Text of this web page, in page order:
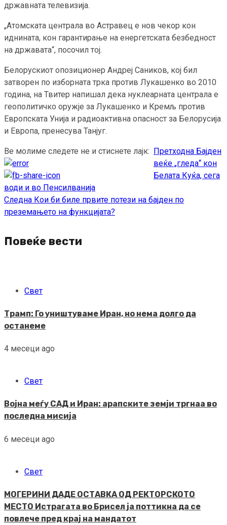
државната телевизија.
„Атомската централа во Астравец е нов чекор кон
иднината, кон гарантирање на енергетската безбедност
на државата“, посочил тој.
Белорускиот опозиционер Андреј Саников, кој бил
затворен по изборната трка против Лукашенко во 2010
година, на Твитер напишал дека нуклеарната централа е
геополитичко оружје за Лукашенко и Кремљ против
Европската Унија и радиоактивна опасност за Белорусија
и Европа, пренесува Танјуг.
Ве молиме следете не и стиснете лајк:
Continue
Reading
Претходна Бајден
веќе „гледа“ кон
Белата Куќа, сега
води и во Пенсилванија
Следна Кои би биле првите потези на бајден по
преземањето на функцијата?
Повеќе вести
Свет
Трамп: Го уништуваме Иран, но нема долго да
останеме
4 месеци ago
Свет
Војна меѓу САД и Иран: арапските земји тргнаа во
последна мисија
6 месеци ago
Свет
МОГЕРИНИ ДАДЕ ОСТАВКА ОД РЕКТОРСКОТО
МЕСТО Истрагата во Брисел ја поттикна да се
повлече пред крај на мандатот